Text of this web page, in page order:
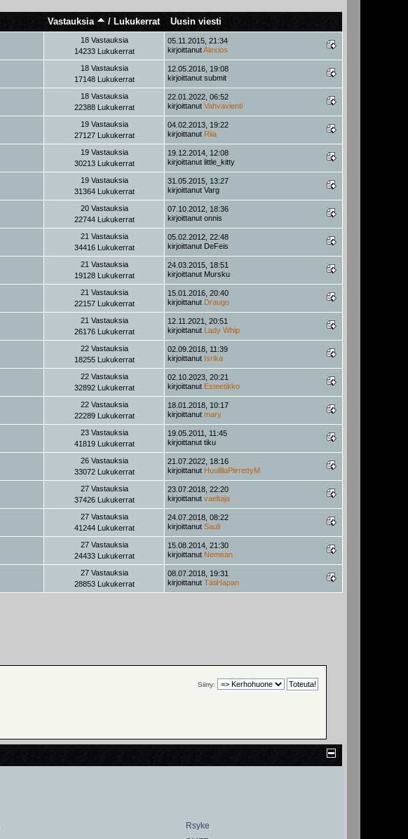
Vastauksia / Lukukerrat Uusin viesti
18 Vastauksia
14233 Lukukerrat
05.11.2015, 21:34
kirjoittanutAlexios
18 Vastauksia
17148 Lukukerrat
12.05.2016, 19:08
kirjoittanutsubmit
18 Vastauksia
22388 Lukukerrat
22.01.2022, 06:52
kirjoittanutVahvavienti
19 Vastauksia
27127 Lukukerrat
04.02.2013, 19:22
kirjoittanut Riia
19 Vastauksia
30213 Lukukerrat
19.12.2014, 12:08
kirjoittanutlittle_kitty
19 Vastauksia
31364 Lukukerrat
31.05.2015, 13:27
kirjoittanutVarg
20 Vastauksia
22744 Lukukerrat
07.10.2012, 18:36
kirjoittanutonnis
21 Vastauksia
34416 Lukukerrat
05.02.2012, 22:48
kirjoittanut DeFeis
21 Vastauksia
19128 Lukukerrat
24.03.2015, 18:51
kirjoittanut Mursku
21 Vastauksia
22157 Lukukerrat
15.01.2016, 20:40
kirjoittanut Draugo
21 Vastauksia
26176 Lukukerrat
12.11.2021, 20:51
kirjoittanut Lady Whip
22 Vastauksia
18255 Lukukerrat
02.09.2018, 11:39
kirjoittanut Isrika
22 Vastauksia
32892 Lukukerrat
02.10.2023, 20:21
kirjoittanut Esteetikko
22 Vastauksia
22289 Lukukerrat
18.01.2018, 10:17
kirjoittanutmary
23 Vastauksia
41819 Lukukerrat
19.05.2011, 11:45
kirjoittanuttiku
26 Vastauksia
33072 Lukukerrat
21.07.2022, 18:16
kirjoittanut HuulillaPiirrettyM
27 Vastauksia
37426 Lukukerrat
23.07.2018, 22:20
kirjoittanutvaeltaja
27 Vastauksia
41244 Lukukerrat
24.07.2018, 08:22
kirjoittanutSauli
27 Vastauksia
24433 Lukukerrat
15.08.2014, 21:30
kirjoittanut Nemean
27 Vastauksia
28853 Lukukerrat
08.07.2018, 19:31
kirjoittanutTätiHapan
Siirry:
Rsyke